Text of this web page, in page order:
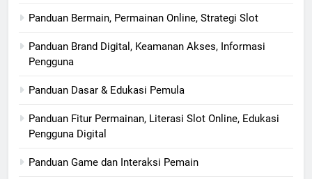
Panduan Bermain, Permainan Online, Strategi Slot
Panduan Brand Digital, Keamanan Akses, Informasi
Pengguna
Panduan Dasar & Edukasi Pemula
Panduan Fitur Permainan, Literasi Slot Online, Edukasi
Pengguna Digital
Panduan Game dan Interaksi Pemain